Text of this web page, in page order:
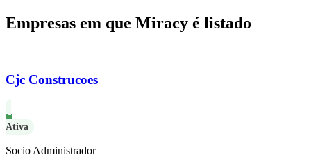
Empresas em que Miracy é listado
Cjc Construcoes
Ativa
Socio Administrador